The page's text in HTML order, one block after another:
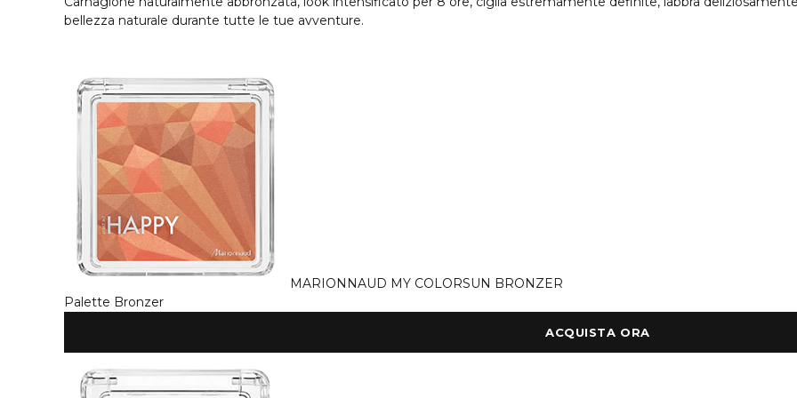
bellezza naturale durante tutte le tue avventure.
MARIONNAUD MY COLORSUN BRONZER
Palette Bronzer
ACQUISTA ORA